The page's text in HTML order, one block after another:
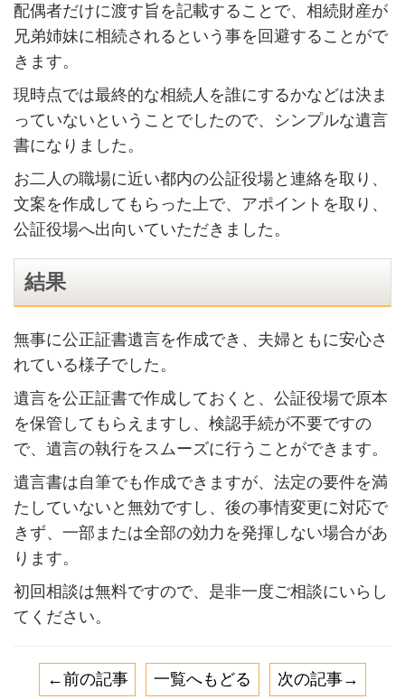
配偶者だけに渡す旨を記載することで、相続財産が
兄弟姉妹に相続されるという事を回避することがで
きます。
現時点では最終的な相続人を誰にするかなどは決ま
っていないということでしたので、シンプルな遺言
書になりました。
お二人の職場に近い都内の公証役場と連絡を取り、
文案を作成してもらった上で、アポイントを取り、
公証役場へ出向いていただきました。
結果
無事に公正証書遺言を作成でき、夫婦ともに安心さ
れている様子でした。
遺言を公正証書で作成しておくと、公証役場で原本
を保管してもらえますし、検認手続が不要ですの
で、遺言の執行をスムーズに行うことができます。
遺言書は自筆でも作成できますが、法定の要件を満
たしていないと無効ですし、後の事情変更に対応で
きず、一部または全部の効力を発揮しない場合があ
ります。
初回相談は無料ですので、是非一度ご相談にいらし
てください。
←前の記事 一覧へもどる 次の記事→